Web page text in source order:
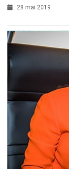
28 mai 2019